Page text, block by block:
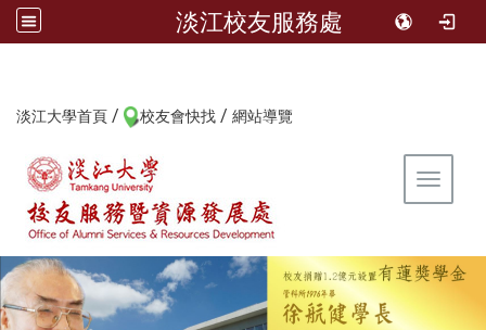
淡江校友服務處
淡江大學首頁 / 校友會快找 / 網站導覽
Toggle